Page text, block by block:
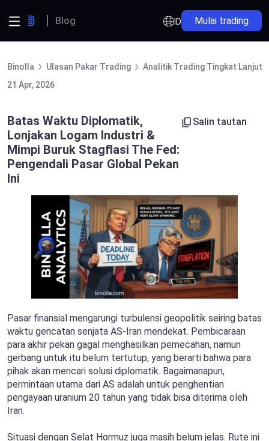
Blog ID Mulai trading
Binolla Ulasan Pakar Trading
Analitik Trading Tingkat Lanjut
21 Apr, 2026
Batas Waktu Diplomatik,
Lonjakan Logam Industri &
Mimpi Buruk Stagflasi The Fed:
Pengendali Pasar Global Pekan
Ini
Salin tautan
Pasar finansial mengarungi turbulensi geopolitik seiring batas
waktu gencatan senjata AS-Iran mendekat. Pembicaraan
para akhir pekan gagal menghasilkan pemecahan, namun
gerbang untuk itu belum tertutup, yang berarti bahwa para
pihak akan mencari solusi diplomatik. Bagaimanapun,
permintaan utama dari AS adalah untuk penghentian
pengayaan uranium 20 tahun yang tidak bisa diterima oleh
Iran.
Situasi dengan Selat Hormuz juga masih belum jelas. Rute ini